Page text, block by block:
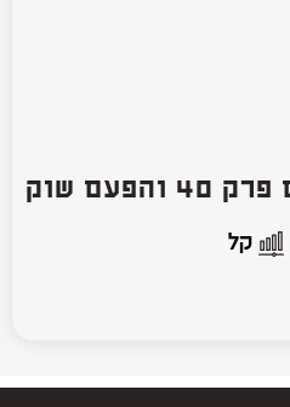
אתם פשוט עצלנים פרק 40 והפעם שוק
קל